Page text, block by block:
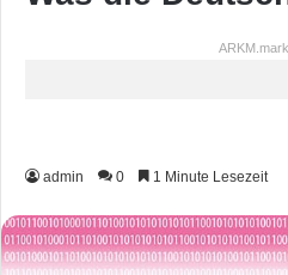
admin 0 1 Minute Lesezeit